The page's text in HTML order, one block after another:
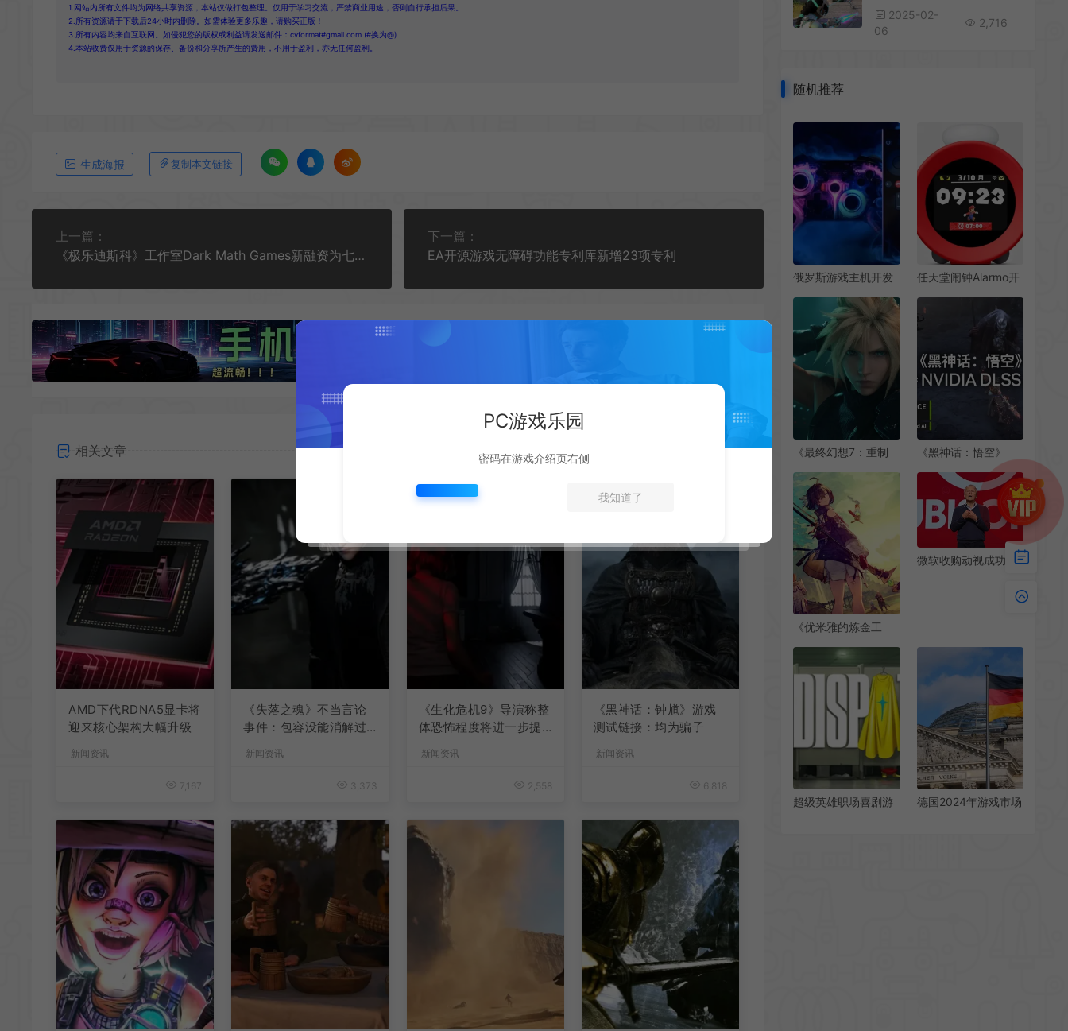
1.网站内所有文件均为网络共享资源，本站仅做打包整理。仅用于学习交流，严禁商业用途，否则自行承担后果。
2.所有资源请于下载后24小时内删除。如需体验更多乐趣，请购买正版！
3.所有内容均来自互联网。如侵犯您的版权或利益请发送邮件：cvformat#gmail.com (#换为@)
4.本站收费仅用于资源的保存、备份和分享所产生的费用，不用于盈利，亦无任何盈利。
生成海报 复制本文链接
上一篇：
《极乐迪斯科》工作室Dark Math Games新融资为七位数
下一篇：
EA开源游戏无障碍功能专利库新增23项专利
相关文章
AMD下代RDNA5显卡将
迎来核心架构大幅升级
新闻资讯
7,167
《失落之魂》不当言论
事件：包容没能消解过
新闻资讯
3,373
《生化危机9》导演称整
体恐怖程度将进一步提
新闻资讯
2,558
《黑神话：钟馗》游戏
测试链接：均为骗子
新闻资讯
6,818
2025-02-
06
2,716
随机推荐
俄罗斯游戏主机开发
任天堂闹钟Alarmo开
员
《最终幻想7：重制
价格永降198元
《黑神话：悟空》
DLSS4技术展示 帧数
高达266FPS
《优米雅的炼金工
月21日发售
微软收购动视成功是
超级英雄职场喜剧游
德国2024年游戏市场
PC游戏乐园
密码在游戏介绍页右侧
我知道了